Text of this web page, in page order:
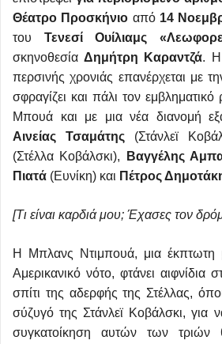
Θέατρο Προσκήνιο από 14
του Τενεσί Ουίλιαμς
σκηνοθεσίαΔημήτρη Καραντζά. Η
περσινής χρονιάς επανέρχεται με
σφραγίζει και πάλι τον
Μπουά και με μια νέα διανομή
Αινείας Τσαμάτης (Στάνλεϊ
(Στέλλα Κοβάλσκι),
Βαγγέλης
Πιατά (Ευνίκη) και Πέτρος
[Τι είναι καρδιά μου; Έχασες τον
Η Μπλανς Ντιμπουά, μια έκπτωτη
Αμερικανικό νότο, φτάνει
σπίτι της αδερφής της Στέλλας,
σύζυγό της Στάνλεϊ Κοβάλσκι, για
συγκατοίκηση αυτών των τριών